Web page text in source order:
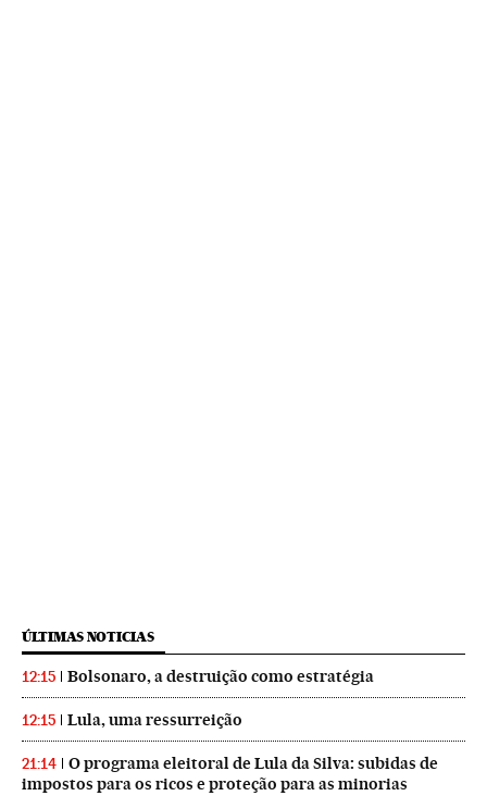
ÚLTIMAS NOTICIAS
12:15 Bolsonaro, a destruição como estratégia
12:15 Lula, uma ressurreição
21:14
O programa eleitoral de Lula da Silva: subidas de
impostos para os ricos e proteção para as minorias